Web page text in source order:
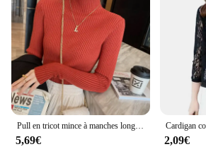
Pull en tricot mince à manches longues et col montant pour femmes, pull d'hiver, Y-Blusas Mujer De Moda, J995, 2024
5,69€ 2,09€